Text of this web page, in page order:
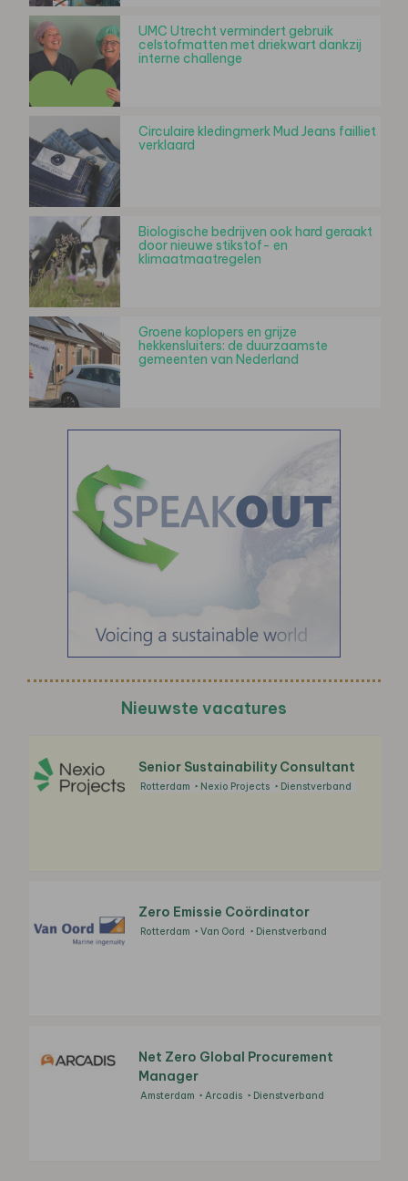
UMC Utrecht vermindert gebruik
celstofmatten met driekwart dankzij
interne challenge
Circulaire kledingmerk Mud Jeans failliet
verklaard
Biologische bedrijven ook hard geraakt
door nieuwe stikstof- en
klimaatmaatregelen
Groene koplopers en grijze
hekkensluiters: de duurzaamste
gemeenten van Nederland
Nieuwste vacatures
Senior Sustainability Consultant
Rotterdam Nexio Projects Dienstverband
Zero Emissie Coördinator
Rotterdam Van Oord Dienstverband
Net Zero Global Procurement
Manager
Amsterdam Arcadis Dienstverband